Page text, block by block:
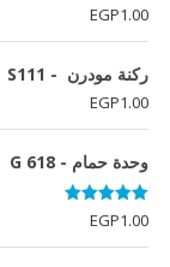
تم التقييم
5.00
من 5
EGP1.00
ركنة مودرن - S111
EGP1.00
وحدة حمام - G 618
تم التقييم
5.00
من 5
EGP1.00